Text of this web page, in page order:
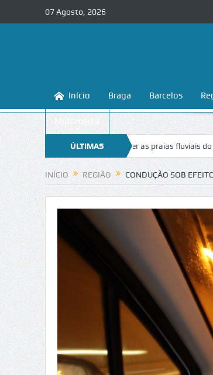
07 Agosto, 2026
Início Braga Barcelos
Multimédia
ÚLTIMAS
NOTÍCIAS
a conhecer e proteger as praias fluviais do concelho
INÍCIO REGIÃO CONDUÇÃO SOB